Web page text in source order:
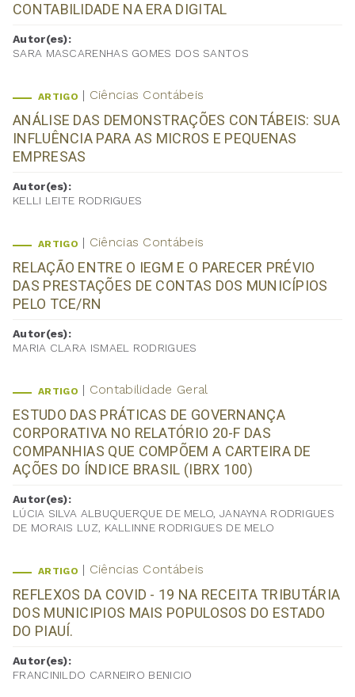
CONTABILIDADE NA ERA DIGITAL
Autor(es):
SARA MASCARENHAS GOMES DOS SANTOS
ARTIGO Ciências Contábeis
ANÁLISE DAS DEMONSTRAÇÕES CONTÁBEIS: SUA
INFLUÊNCIA PARA AS MICROS E PEQUENAS
EMPRESAS
Autor(es):
KELLI LEITE RODRIGUES
ARTIGO Ciências Contábeis
RELAÇÃO ENTRE O IEGM E O PARECER PRÉVIO
DAS PRESTAÇÕES DE CONTAS DOS MUNICÍPIOS
PELO TCE/RN
Autor(es):
MARIA CLARA ISMAEL RODRIGUES
ARTIGO Contabilidade Geral
ESTUDO DAS PRÁTICAS DE GOVERNANÇA
CORPORATIVA NO RELATÓRIO 20-F DAS
COMPANHIAS QUE COMPÕEM A CARTEIRA DE
AÇÕES DO ÍNDICE BRASIL (IBRX 100)
Autor(es):
LÚCIA SILVA ALBUQUERQUE DE MELO, JANAYNA RODRIGUES
DE MORAIS LUZ, KALLINNE RODRIGUES DE MELO
ARTIGO Ciências Contábeis
REFLEXOS DA COVID - 19 NA RECEITA TRIBUTÁRIA
DOS MUNICIPIOS MAIS POPULOSOS DO ESTADO
DO PIAUÍ.
Autor(es):
FRANCINILDO CARNEIRO BENICIO